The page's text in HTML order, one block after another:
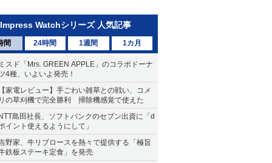
Impress Watchシリーズ 人気記事
間 24時間 1週間 1カ月
スド「Mrs. GREEN APPLE」のコラボドーナ
4種、いよいよ発売！
家電レビュー】手ごわい雑草との戦い、コメ
の草刈機で完全勝利 掃除機感覚で使えた
島田社長、ソフトバンクのセブン出資に「d
イント使えるようにして」
野家、牛リブロースを熱々で提供する「極旨
鉄板ステーキ定食」を発売